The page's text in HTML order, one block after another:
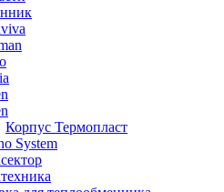
Корпус Термопласт
System